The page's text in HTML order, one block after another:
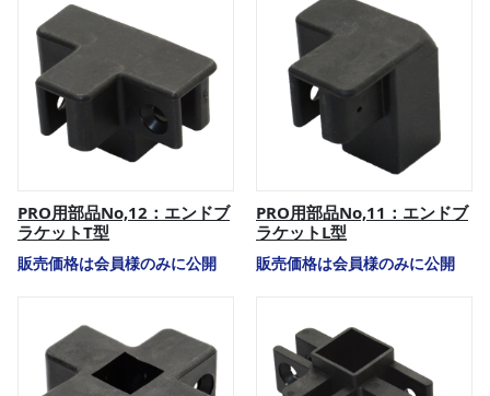
PRO用部品No,12：エンドブ
ラケットT型
販売価格は会員様のみに公開
PRO用部品No,11：エンドブ
ラケットL型
販売価格は会員様のみに公開